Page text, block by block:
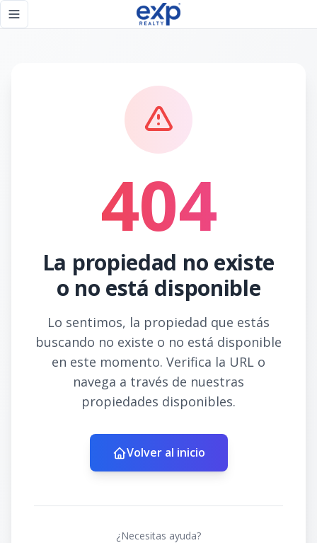
Toggle navigation menu
404
La propiedad no existe
o no está disponible
Lo sentimos, la propiedad que estás
buscando no existe o no está disponible
en este momento. Verifica la URL o
navega a través de nuestras
propiedades disponibles.
Volver al inicio
¿Necesitas ayuda?
Página no encontrada - eXp Realty República Dominicana